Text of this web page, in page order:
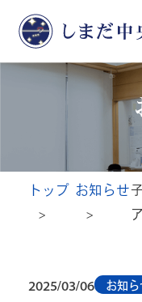
トップ お知らせ
2025/03/06 お知ら